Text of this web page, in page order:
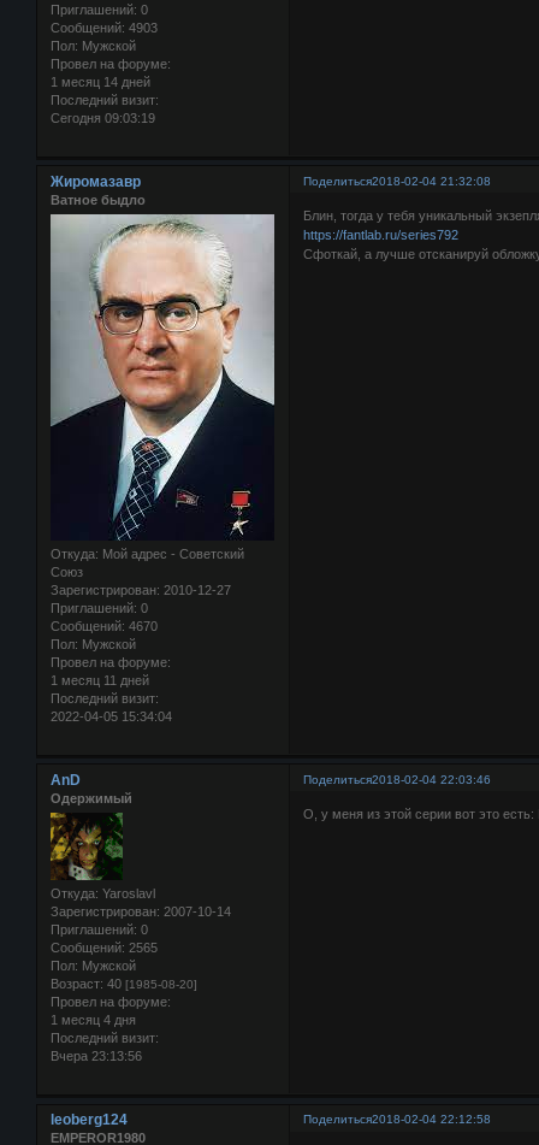
Приглашений: 0
Сообщений: 4903
Пол: Мужской
Провел на форуме:
1 месяц 14 дней
Последний визит:
Сегодня 09:03:19
Поделиться2018-02-04 21:32:08
Жиромазавр
Ватное быдло
Откуда: Мой адрес - Советский
Союз
Зарегистрирован: 2010-12-27
Приглашений: 0
Сообщений: 4670
Пол: Мужской
Провел на форуме:
1 месяц 11 дней
Последний визит:
2022-04-05 15:34:04
Блин, тогда у тебя уникальный
https://fantlab.ru/series792
Сфоткай, а лучше отсканируй
Поделиться2018-02-04 22:03:46
AnD
Одержимый
Откуда: Yaroslavl
Зарегистрирован: 2007-10-14
Приглашений: 0
Сообщений: 2565
Пол: Мужской
Возраст: 40 [1985-08-20]
Провел на форуме:
1 месяц 4 дня
Последний визит:
Вчера 23:13:56
О, у меня из этой серии вот это
Поделиться2018-02-04 22:12:58
leoberg124
EMPEROR1980